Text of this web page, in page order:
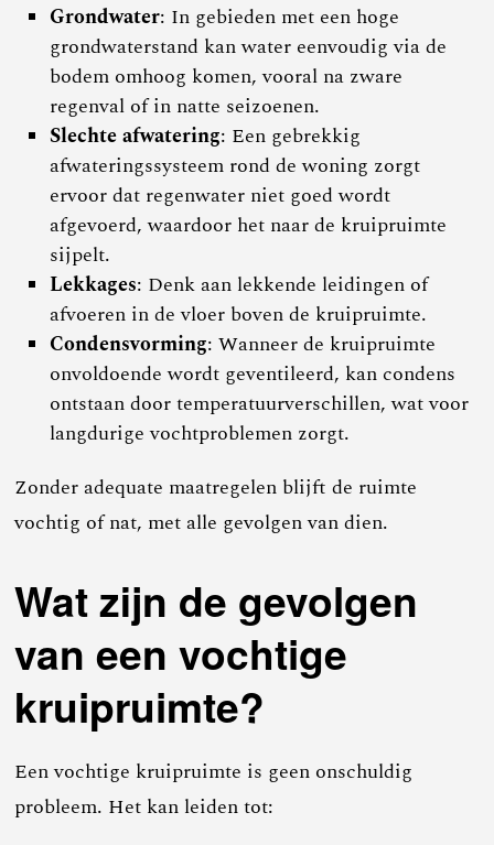
Grondwater: In gebieden met een hoge
grondwaterstand kan water eenvoudig via de
bodem omhoog komen, vooral na zware
regenval of in natte seizoenen.
Slechte afwatering: Een gebrekkig
afwateringssysteem rond de woning zorgt
ervoor dat regenwater niet goed wordt
afgevoerd, waardoor het naar de kruipruimte
sijpelt.
Lekkages: Denk aan lekkende leidingen of
afvoeren in de vloer boven de kruipruimte.
Condensvorming: Wanneer de kruipruimte
onvoldoende wordt geventileerd, kan condens
ontstaan door temperatuurverschillen, wat voor
langdurige vochtproblemen zorgt.
Zonder adequate maatregelen blijft de ruimte
vochtig of nat, met alle gevolgen van dien.
Wat zijn de gevolgen
van een vochtige
kruipruimte?
Een vochtige kruipruimte is geen onschuldig
probleem. Het kan leiden tot: